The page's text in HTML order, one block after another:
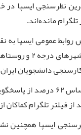
مانده‌­اند.
دانشجویان
کماکان از آن استفاده می­‌کنند، به عبارت دیگر 79
ایسپا همچنین